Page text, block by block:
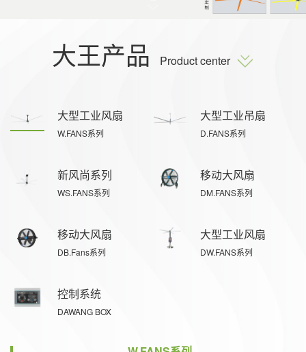
大王产品 Product center
大型工业风扇
W.FANS系列
大型工业吊扇
D.FANS系列
新风尚系列
WS.FANS系列
移动大风扇
DM.FANS系列
移动大风扇
DB.Fans系列
大型工业风扇
DW.FANS系列
控制系统
DAWANG BOX